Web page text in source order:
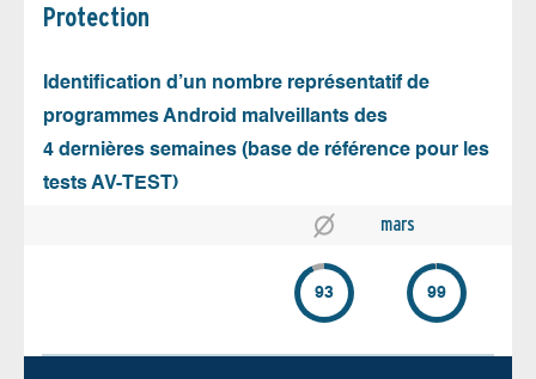
Protection
Identification d’un nombre représentatif de
programmes Android malveillants des
4 dernières semaines (base de référence pour les
tests AV-TEST)
mars
93 99